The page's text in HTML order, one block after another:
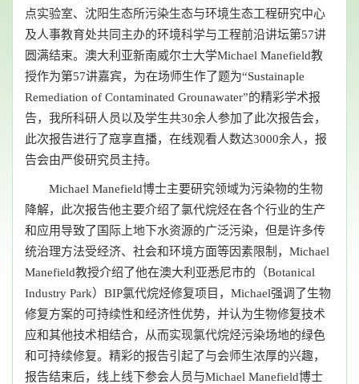
点实验室、沈阳生态所污染生态与环境生态工程研究中心
及人事教育处共同主办的环境科学与工程前沿讲坛第57讲
圆满结束。澳大利亚新南威尔士大学Michael Manefield教
授作为第57讲嘉宾，为在场师生作了题为“Sustainaple
Remediation of Contaminated Grounawater”的精彩学术报
告，我所科研人员以及学生共30余人参加了此次报告会，
此次报告进行了寇享直播，在线观看人数达3000余人，报
告会由严俊研究员主持。
Michael Manefield博士主要研究领域为污染物的生物
降解，此次报告他主要介绍了氯代烷烃在各个行业的生产
和应用导致了国际上地下水资源的广泛污染，但是许多传
统治理方法受经济、社会和环境方面等因素限制，Michael
Manefield教授介绍了他在澳大利亚悉尼市的（Botanical
Industry Park）BIP氯代烷烃修复项目，Michael强调了生物
修复方案的可持续性和经济性优势，并认为生物修复技术
应和其他技术相结合，从而实现氯代烷烃污染场地的绿色
和可持续修复。精彩的报告引起了与会师生浓厚的兴趣，
报告结束后，线上线下参会人员与Michael Manefield博士